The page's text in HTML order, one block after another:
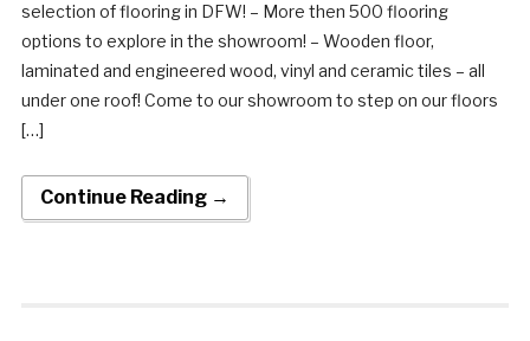
selection of flooring in DFW! – More then 500 flooring
options to explore in the showroom! – Wooden floor,
laminated and engineered wood, vinyl and ceramic tiles – all
under one roof! Come to our showroom to step on our floors
[…]
Continue Reading →